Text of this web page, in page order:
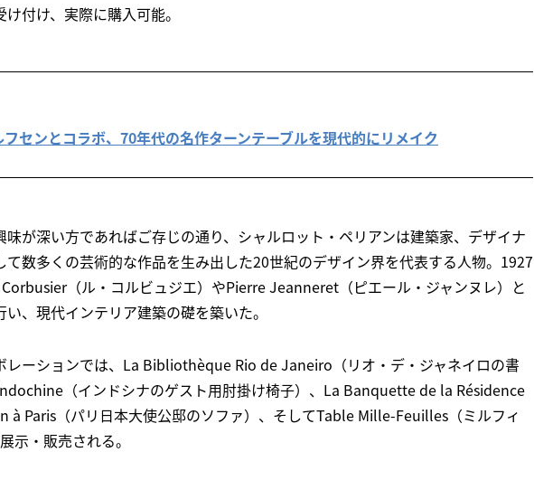
付け、実際に購入可能。
センとコラボ、70年代の名作ターンテーブルを現代的にリメイク
が深い方であればご存じの通り、シャルロット・ペリアンは建築家、デザイナ
数多くの芸術的な作品を生み出した20世紀のデザイン界を代表する人物。1927
（ル・コルビュジエ）やPierre Jeanneret（ピエール・ジャンヌレ）と
、現代インテリア建築の礎を築いた。
レーションでは、La Bibliothèque Rio de Janeiro（リオ・デ・ジャネイロの書
（インドシナのゲスト用肘掛け椅子）、La Banquette de la Résidence
à Paris（パリ日本大使公邸のソファ）、そしてTable Mille-Feuilles（ミルフィ
示・販売される。